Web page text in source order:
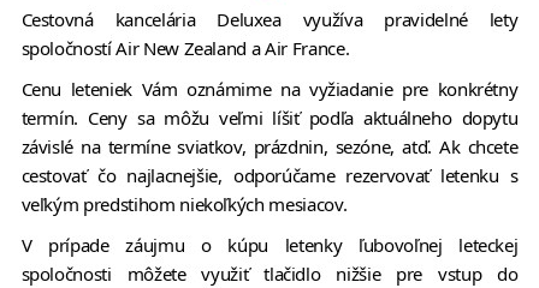
Cestovná kancelária Deluxea využíva pravidelné lety
spoločností Air New Zealand a Air France.
Cenu leteniek Vám oznámime na vyžiadanie pre konkrétny
termín. Ceny sa môžu veľmi líšiť podľa aktuálneho dopytu
závislé na termíne sviatkov, prázdnin, sezóne, atď. Ak chcete
cestovať čo najlacnejšie, odporúčame rezervovať letenku s
veľkým predstihom niekoľkých mesiacov.
V prípade záujmu o kúpu letenky ľubovoľnej leteckej
spoločnosti môžete využiť tlačidlo nižšie pre vstup do